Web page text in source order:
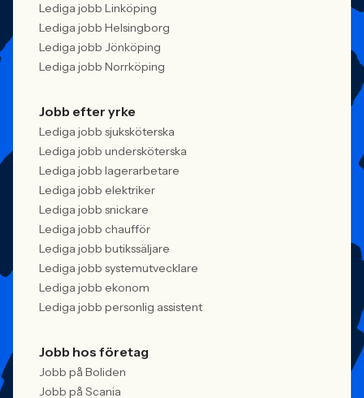
Lediga jobb Linköping
Lediga jobb Helsingborg
Lediga jobb Jönköping
Lediga jobb Norrköping
Jobb efter yrke
Lediga jobb sjuksköterska
Lediga jobb undersköterska
Lediga jobb lagerarbetare
Lediga jobb elektriker
Lediga jobb snickare
Lediga jobb chaufför
Lediga jobb butikssäljare
Lediga jobb systemutvecklare
Lediga jobb ekonom
Lediga jobb personlig assistent
Jobb hos företag
Jobb på Boliden
Jobb på Scania